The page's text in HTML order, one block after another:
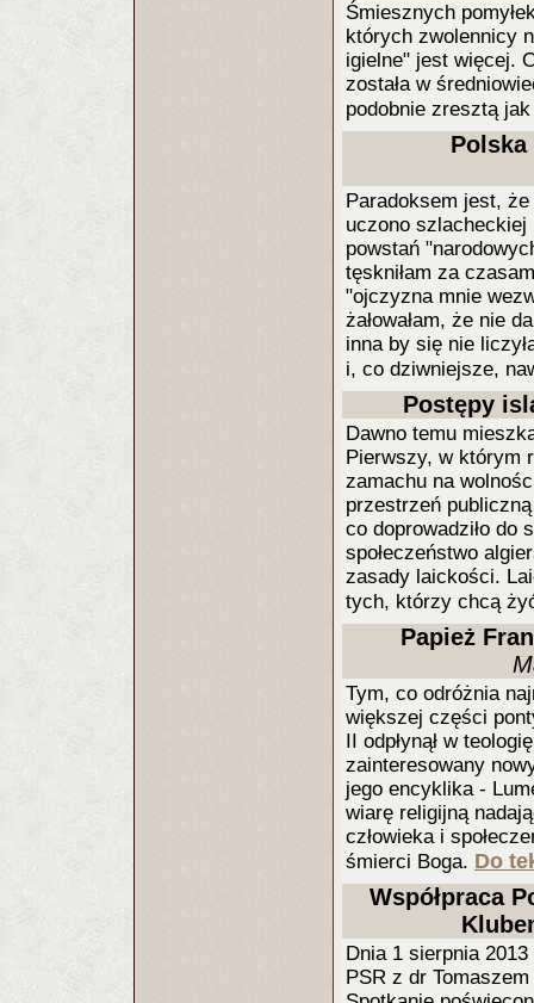
Śmiesznych
których zwolennicy
igielne" jest więcej.
została w
podobnie zresztą
Paradoksem jest,
uczono
powstań
tęskniłam za
"ojczyzna mnie
żałowałam, że nie
inna by się nie
i, co dziwniejsze,
Postępy
Dawno temu
Pierwszy, w którym
zamachu na
przestrzeń
co doprowadziło do
społeczeństwo
zasady laickości.
tych, którzy chcą
Papież
Tym, co odróżnia
większej części
II odpłynął w
zainteresowany
jego encyklika -
wiarę religijną
człowieka i
śmierci Boga. Do
Współpraca
Dnia 1 sierpnia 2013
PSR z dr